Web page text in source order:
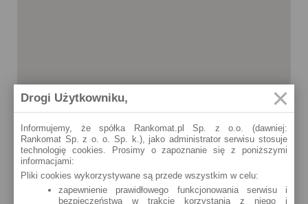
Drogi Użytkowniku,
Informujemy, że spółka Rankomat.pl Sp. z o.o. (dawniej:
Rankomat Sp. z o. o. Sp. k.), jako administrator serwisu stosuje
technologię cookies. Prosimy o zapoznanie się z poniższymi
informacjami:
Pliki cookies wykorzystywane są przede wszystkim w celu:
zapewnienie prawidłowego funkcjonowania serwisu i
bezpieczeństwa w trakcie korzystania z niego i